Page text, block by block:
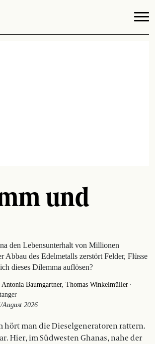
und
den Lebensunterhalt von Millionen
Abbau des Edelmetalls zerstört Felder, Flüsse
dieses Dilemma auflösen?
Antonia Baumgartner Thomas Winkelmüller ·
2026
hört man die Dieselgeneratoren rattern.
Hier, im Südwesten Ghanas, nahe der